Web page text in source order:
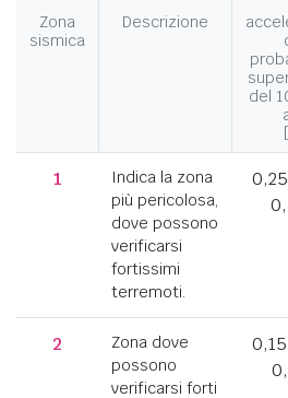
Zona
sismica
Descrizione
del
[
1
Indica la zona
più pericolosa,
dove possono
verificarsi
fortissimi
terremoti.
2
Zona dove
possono
verificarsi forti